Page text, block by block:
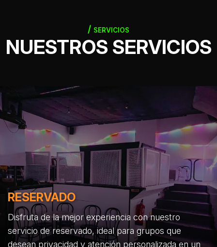
SERVICIOS
NUESTROS SERVICIOS
RESERVADO
Disfruta de la mejor experiencia con nuestro
servicio de reservado, ideal para grupos que
desean privacidad y atención personalizada en un